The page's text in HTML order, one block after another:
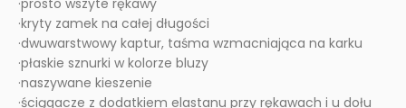
·prosto wszyte rękawy
·kryty zamek na całej długości
·dwuwarstwowy kaptur, taśma wzmacniająca na karku
·płaskie sznurki w kolorze bluzy
·naszywane kieszenie
·ściągacze z dodatkiem elastanu przy rękawach i u dołu